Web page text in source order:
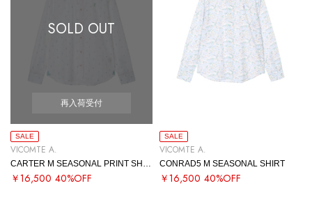
SOLD OUT
再入荷受付
SALE
VICOMTE A.
￥16,500 40%OFF
SALE
VICOMTE A.
CONRAD5 M SEASONAL SHIRT
￥16,500 40%OFF